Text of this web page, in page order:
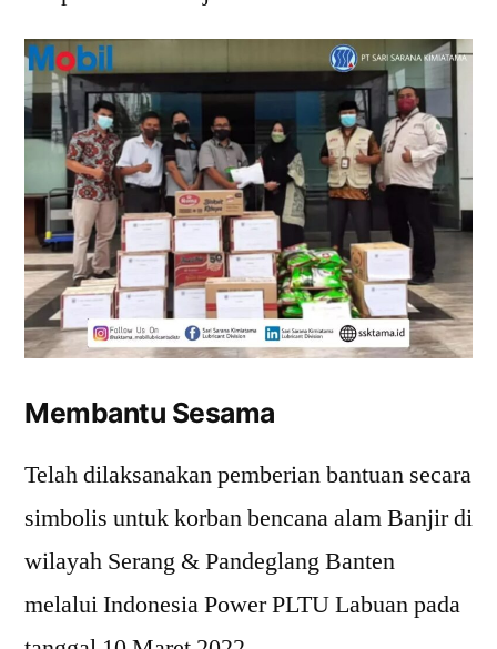
Membantu Sesama
Telah dilaksanakan pemberian bantuan secara
simbolis untuk korban bencana alam Banjir di
wilayah Serang & Pandeglang Banten
melalui Indonesia Power PLTU Labuan pada